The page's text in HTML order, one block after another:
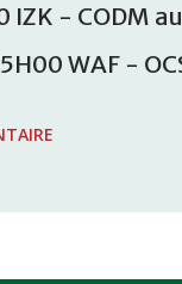
- CODM
WAF -